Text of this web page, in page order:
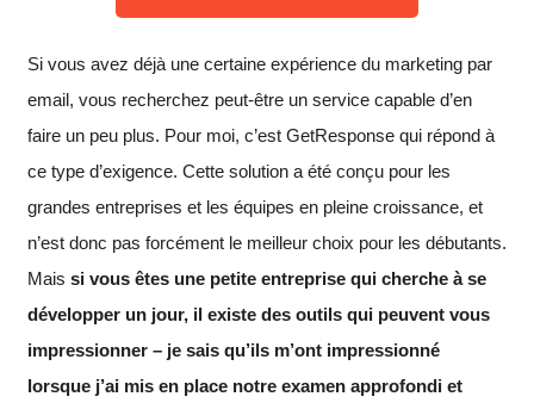
Si vous avez déjà une certaine expérience du marketing par
email, vous recherchez peut-être un service capable d’en
faire un peu plus. Pour moi, c’est GetResponse qui répond à
ce type d’exigence. Cette solution a été conçu pour les
grandes entreprises et les équipes en pleine croissance, et
n’est donc pas forcément le meilleur choix pour les débutants.
Mais si vous êtes une petite entreprise qui cherche à se
développer un jour, il existe des outils qui peuvent vous
impressionner – je sais qu’ils m’ont impressionné
lorsque j’ai mis en place notre examen approfondi et